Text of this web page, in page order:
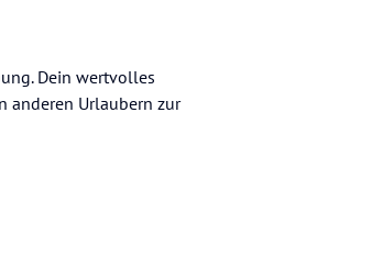
Dein wertvolles
anderen Urlaubern zur